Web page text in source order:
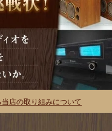
当店の取り組みについて